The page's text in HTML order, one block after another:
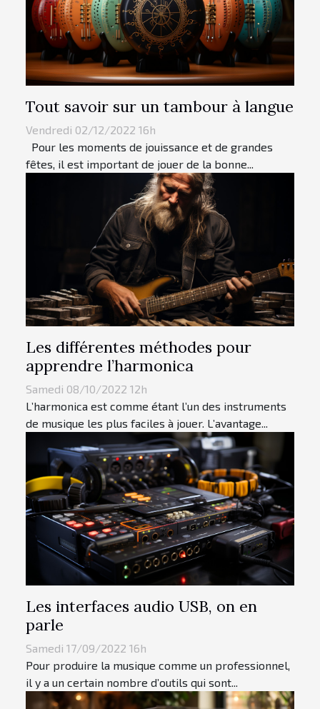
Tout savoir sur un tambour à langue
Vendredi 02/12/2022 16h
Pour les moments de jouissance et de grandes
fêtes, il est important de jouer de la bonne...
Les différentes méthodes pour
apprendre l’harmonica
Samedi 08/10/2022 12h
L’harmonica est comme étant l’un des instruments
de musique les plus faciles à jouer. L’avantage...
Les interfaces audio USB, on en
parle
Samedi 17/09/2022 16h
Pour produire la musique comme un professionnel,
il y a un certain nombre d’outils qui sont...